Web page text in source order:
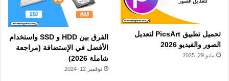
تحميل تطبيق PicsArt لتعديل
الصور والفيديو 2026
مايو 29, 2025
الفرق بين HDD و SSD واستخدام
الأفضل في الإستضافة (مراجعة
شاملة 2026)
نوفمبر 12, 2024